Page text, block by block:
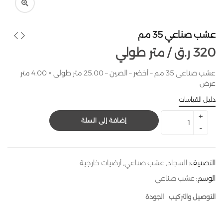
عشب صناعي 35 مم
متر طولي / 320 ر.ق
عشب صناعى 35 مم – أخضر – الصين – 25.00 متر طولى × 4.00 متر
عرض
دليل القياسات
إضافة إلى السلة
التصنيف: السجاد, عشب صناعي,أرضيات خارجية
الوسم: عشب صناعي
التوصيل والتركيب الجودة